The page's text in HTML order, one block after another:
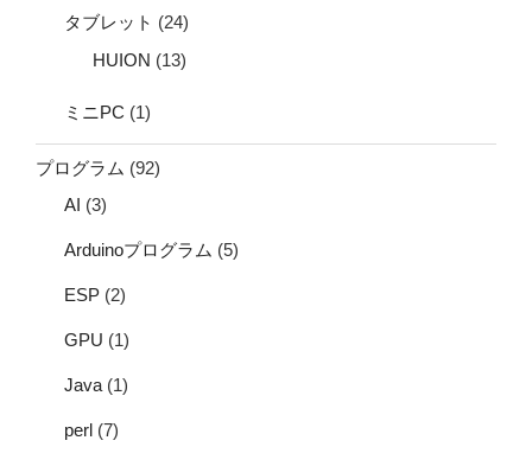
タブレット (24)
HUION (13)
ミニPC (1)
プログラム (92)
AI (3)
Arduinoプログラム (5)
ESP (2)
GPU (1)
Java (1)
perl (7)